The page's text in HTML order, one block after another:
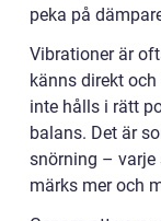
peka på
Vibrationer är
känns direkt
inte hålls i rätt
balans. Det är
snörning –
märks mer och